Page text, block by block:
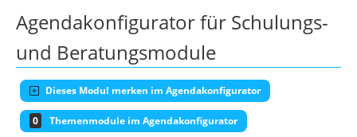
Agendakonfigurator für Schulungs-
und Beratungsmodule
Dieses Modul merken im Agendakonfigurator
0 Themenmodule im Agendakonfigurator